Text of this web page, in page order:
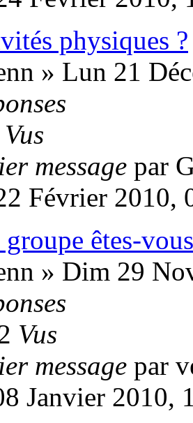
physiques ?
» Lun 21
Vus
message par
Février 2010,
êtes-
» Dim 29
Vus
message par
Janvier 2010,